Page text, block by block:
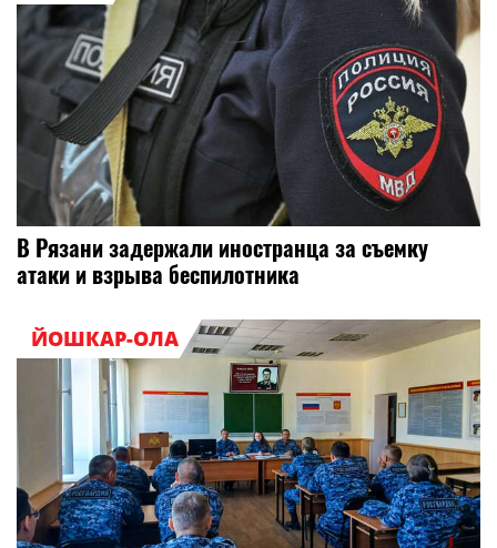
В Рязани задержали иностранца за съемку
атаки и взрыва беспилотника
ЙОШКАР-ОЛА